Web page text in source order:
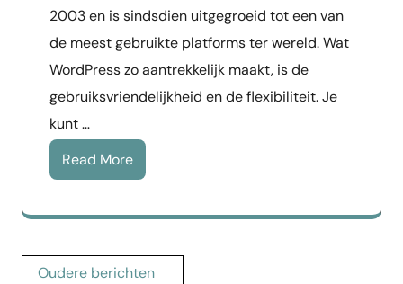
2003 en is sindsdien uitgegroeid tot een van
de meest gebruikte platforms ter wereld. Wat
WordPress zo aantrekkelijk maakt, is de
gebruiksvriendelijkheid en de flexibiliteit. Je
kunt …
Read More
Berichtennavigatie
Oudere berichten